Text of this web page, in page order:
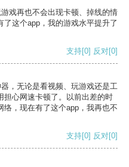
戏再也不会出现卡顿、掉线的情
这个app，我的游戏水平提升了
支持[0] 反对[0]
，无论是看视频、玩游戏还是工
担心网速卡顿了。以前出差的时
，现在有了这个app，我再也不
支持[0] 反对[0]